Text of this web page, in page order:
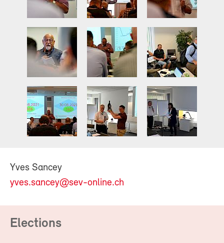
Yves Sancey
yves.sancey@sev-online.ch
Elections